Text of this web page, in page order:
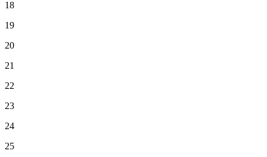
18
19
20
21
22
23
24
25